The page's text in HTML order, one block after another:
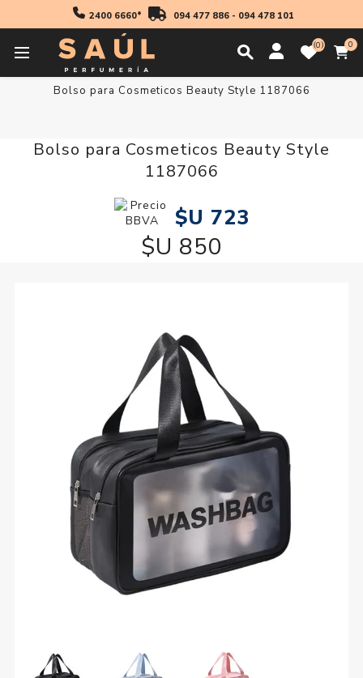
2400 6660* 094 477 886- 094 478 101
0 0
Inicio
Bolso para Cosmeticos Beauty Style 1187066
Bolso para Cosmeticos Beauty Style
1187066
$U 723
$U 850